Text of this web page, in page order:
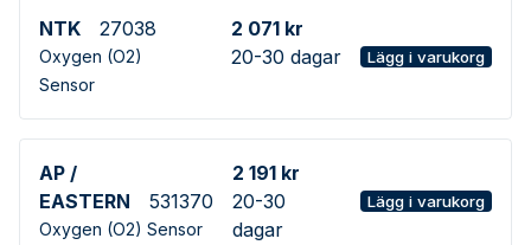
NTK 27038
Oxygen (O2)
Sensor
2 071 kr
20-30 dagar
Lägg i varukorg
AP /
EASTERN
531370
Oxygen (O2) Sensor
2 191 kr
20-30
dagar
Lägg i varukorg